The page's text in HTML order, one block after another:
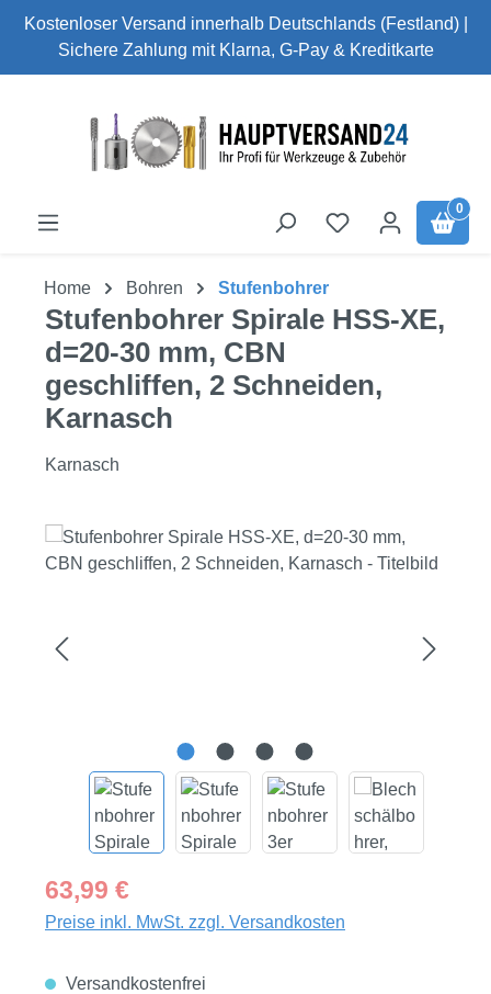
Zum Hauptinhalt springen
Kostenloser Versand innerhalb Deutschlands (Festland) |
Sichere Zahlung mit Klarna, G-Pay & Kreditkarte
Du hast 0
0
Home Bohren Stufenbohrer
Stufenbohrer Spirale HSS-XE,
d=20-30 mm, CBN
geschliffen, 2 Schneiden,
Karnasch
Karnasch
Bildergalerie überspringen
Regulärer Preis:
63,99 €
Preise inkl. MwSt. zzgl. Versandkosten
Versandkostenfrei